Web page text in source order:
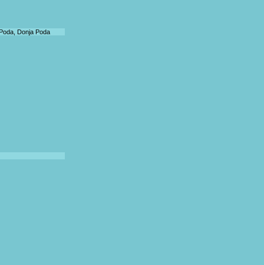
Donja Poda